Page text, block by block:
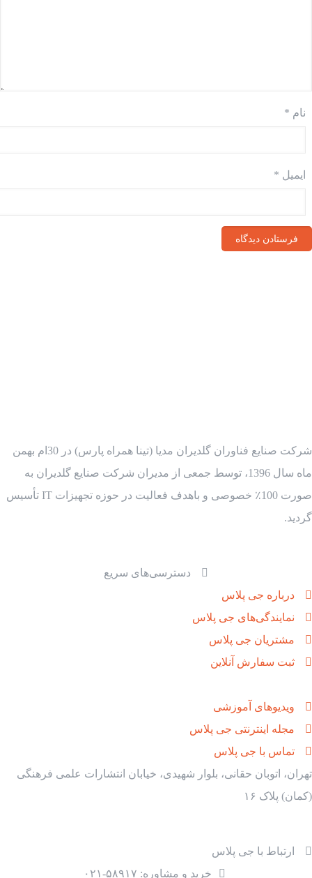
نام *
ایمیل *
شرکت صنایع فناوران گلدیران مدیا (تینا همراه پارس) در 30ام بهمن
ماه سال 1396، توسط جمعی از مدیران شرکت صنایع گلدیران به
صورت 100٪ خصوصی و باهدف فعالیت در حوزه تجهیزات IT تأسیس
گردید.
دسترسی‌های سریع
درباره جی پلاس
نمایندگی‌های جی پلاس
مشتریان جی پلاس
ثبت سفارش آنلاین
ویدیوهای آموزشی
مجله اینترنتی جی پلاس
تماس با جی پلاس
تهران، اتوبان حقانی، بلوار شهیدی، خیابان انتشارات علمی فرهنگی
(کمان) پلاک ۱۶
ارتباط با جی پلاس
خرید و مشاوره: ۵۸۹۱۷-۰۲۱